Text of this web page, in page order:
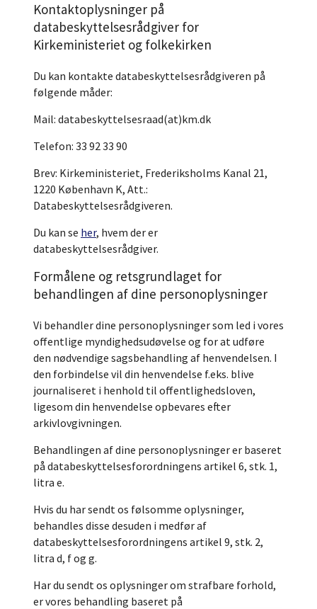
Kontaktoplysninger på
databeskyttelsesrådgiver for
Kirkeministeriet og folkekirken
Du kan kontakte databeskyttelsesrådgiveren på
følgende måder:
Mail: databeskyttelsesraad(at)km.dk
Telefon: 33 92 33 90
Brev: Kirkeministeriet, Frederiksholms Kanal 21,
1220 København K, Att.:
Databeskyttelsesrådgiveren.
Du kan se her, hvem der er
databeskyttelsesrådgiver.
Formålene og retsgrundlaget for
behandlingen af dine personoplysninger
Vi behandler dine personoplysninger som led i vores
offentlige myndighedsudøvelse og for at udføre
den nødvendige sagsbehandling af henvendelsen. I
den forbindelse vil din henvendelse f.eks. blive
journaliseret i henhold til offentlighedsloven,
ligesom din henvendelse opbevares efter
arkivlovgivningen.
Behandlingen af dine personoplysninger er baseret
på databeskyttelsesforordningens artikel 6, stk. 1,
litra e.
Hvis du har sendt os følsomme oplysninger,
behandles disse desuden i medfør af
databeskyttelsesforordningens artikel 9, stk. 2,
litra d, f og g.
Har du sendt os oplysninger om strafbare forhold,
er vores behandling baseret på